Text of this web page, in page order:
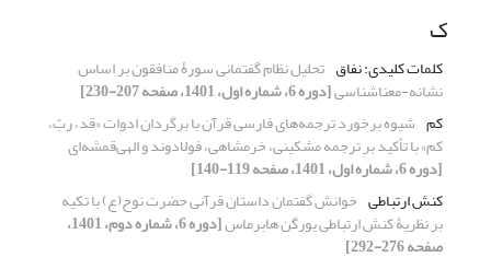
ک
کلمات کلیدی: نفاق تحلیل نظام گفتمانی سورۀ منافقون بر اساس
نشانه-معناشناسی[دوره 6، شماره اول، 1401، صفحه 207-230]
کم شیوه برخورد ترجمه‌های فارسی قرآن با برگردان ادوات «قد، ربّ،
کم» با تأکید بر ترجمه مشکینی، خرمشاهی، فولادوند و الهی‌قمشه‌ای
[دوره 6، شماره اول، 1401، صفحه 119-140]
کنش ارتباطی خوانش گفتمان داستان قرآنی حضرت نوح(ع) با تکیه
بر نظریۀ کنش ارتباطی یورگن هابرماس [دوره 6، شماره دوم، 1401،
صفحه 276-292]